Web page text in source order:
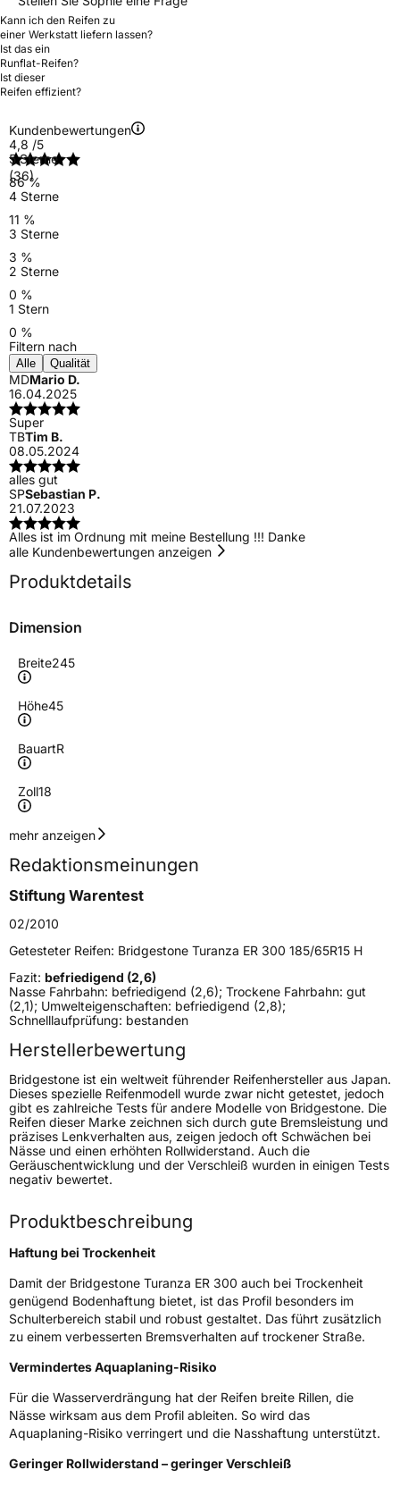
Kann ich den Reifen zu
einer Werkstatt liefern lassen?
Ist das ein
Runflat-Reifen?
Ist dieser
Reifen effizient?
Kundenbewertungen
4,8 /5
(36)
5 Sterne
86 %
4 Sterne
11 %
3 Sterne
3 %
2 Sterne
0 %
1 Stern
0 %
Filtern nach
Alle Qualität
MDMario D.
16.04.2025
Super
TBTim B.
08.05.2024
alles gut
SPSebastian P.
21.07.2023
Alles ist im Ordnung mit meine Bestellung !!! Danke
alle Kundenbewertungen anzeigen
Produktdetails
Dimension
Breite245
Höhe45
BauartR
Zoll18
Geschwindigkeitsindex
Höchstgeschwindigkeit
300 km/h
Lastindex96
Höchstlast710 kg
Generelle Merkmale
FahrzeugtypPKW
VerwendungSommerreifen
Modellname Turanza ER 300
FahrzeugartPKW & SUV
Weitere Eigenschaften
SchlauchtypTL
ZustandNeureifen
EU Label
EffizienzD
NasshaftungA
mehr anzeigen
Redaktionsmeinungen
Stiftung Warentest
02/2010
Getesteter Reifen: Bridgestone Turanza ER 300 185/65R15 H
Fazit: befriedigend (2,6)
Nasse Fahrbahn: befriedigend (2,6); Trockene Fahrbahn: gut
(2,1); Umwelteigenschaften: befriedigend (2,8);
Schnelllaufprüfung: bestanden
Herstellerbewertung
Bridgestone ist ein weltweit führender Reifenhersteller aus Japan.
Dieses spezielle Reifenmodell wurde zwar nicht getestet, jedoch
gibt es zahlreiche Tests für andere Modelle von Bridgestone. Die
Reifen dieser Marke zeichnen sich durch gute Bremsleistung und
präzises Lenkverhalten aus, zeigen jedoch oft Schwächen bei
Nässe und einen erhöhten Rollwiderstand. Auch die
Geräuschentwicklung und der Verschleiß wurden in einigen Tests
negativ bewertet.
Produktbeschreibung
Haftung bei Trockenheit
Damit der Bridgestone Turanza ER 300 auch bei Trockenheit
genügend Bodenhaftung bietet, ist das Profil besonders im
Schulterbereich stabil und robust gestaltet. Das führt zusätzlich
zu einem verbesserten Bremsverhalten auf trockener Straße.
Vermindertes Aquaplaning-Risiko
Für die Wasserverdrängung hat der Reifen breite Rillen, die
Nässe wirksam aus dem Profil ableiten. So wird das
Aquaplaning-Risiko verringert und die Nasshaftung unterstützt.
Geringer Rollwiderstand – geringer Verschleiß